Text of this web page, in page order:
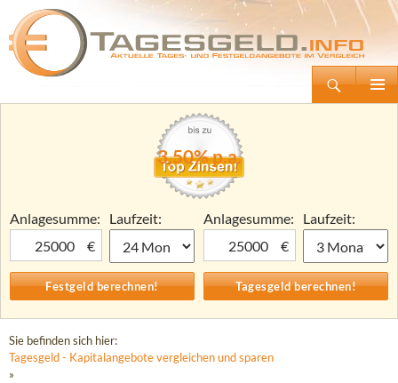
Tagesgeld.info – Tagesgeldkonten vergleichen und Tagesgeld-Zinsen berechnen
Zum
3,50% p.a.
Anlagesumme:
€
Laufzeit:
Anlagesumme:
€
Laufzeit:
Sie befinden sich hier:
Tagesgeld - Kapitalangebote vergleichen und sparen
»